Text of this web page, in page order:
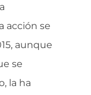
acción se
aunque
se
la ha